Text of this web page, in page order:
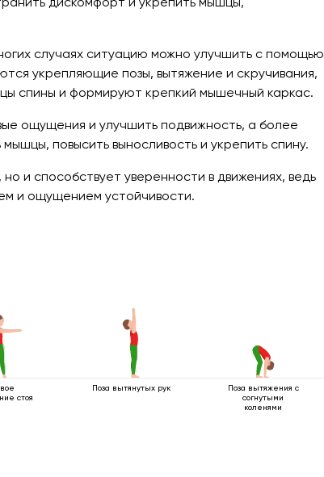
случаях ситуацию можно улучшить с помощью
укрепляющие позы, вытяжение и скручивания,
спины и формируют крепкий мышечный каркас.
ощущения и улучшить подвижность, а более
повысить выносливость и укрепить спину.
и способствует уверенности в движениях, ведь
и ощущением устойчивости.
стоя
Поза вытянутых рук
Поза вытяжения с
согнутыми
коленями